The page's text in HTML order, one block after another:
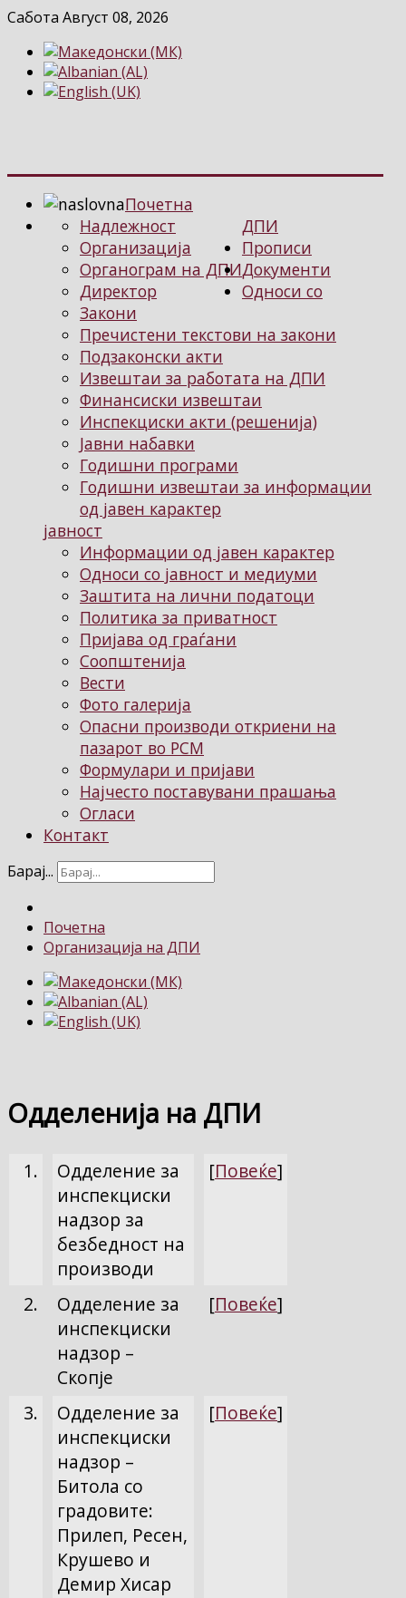
Сабота Август 08, 2026
Почетна
ДПИ
Надлежност
Организација
Органограм на ДПИ
Директор
Прописи
Закони
Пречистени текстови на закони
Подзаконски акти
Документи
Извештаи за работата на ДПИ
Финансиски извештаи
Инспекциски акти (решенија)
Јавни набавки
Годишни програми
Годишни извештаи за информации
од јавен карактер
Односи со
јавност
Информации од јавен карактер
Односи со јавност и медиуми
Заштита на лични податоци
Политика за приватност
Пријава од граѓани
Соопштенија
Вести
Фото галерија
Опасни производи откриени на
пазарот во РСМ
Формулари и пријави
Најчесто поставувани прашања
Огласи
Контакт
Барај...
Почетна
Организација на ДПИ
Одделенија на ДПИ
1.
Одделение за
инспекциски
надзор за
безбедност на
производи
[Повеќе]
2.
Одделение за
инспекциски
надзор –
Скопје
[Повеќе]
3.
Одделение за
инспекциски
надзор –
Битола со
градовите:
Прилеп, Ресен,
Крушево и
Демир Хисар
[Повеќе]